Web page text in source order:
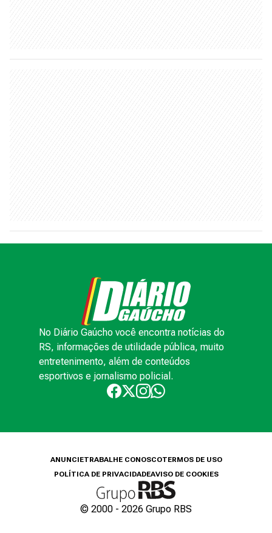
No Diário Gaúcho você encontra notícias do
RS, informações de utilidade pública, muito
entretenimento, além de conteúdos
esportivos e jornalismo policial.
ANUNCIETRABALHE CONOSCOTERMOS DE USO
POLÍTICA DE PRIVACIDADEAVISO DE COOKIES
© 2000 - 2026 Grupo RBS